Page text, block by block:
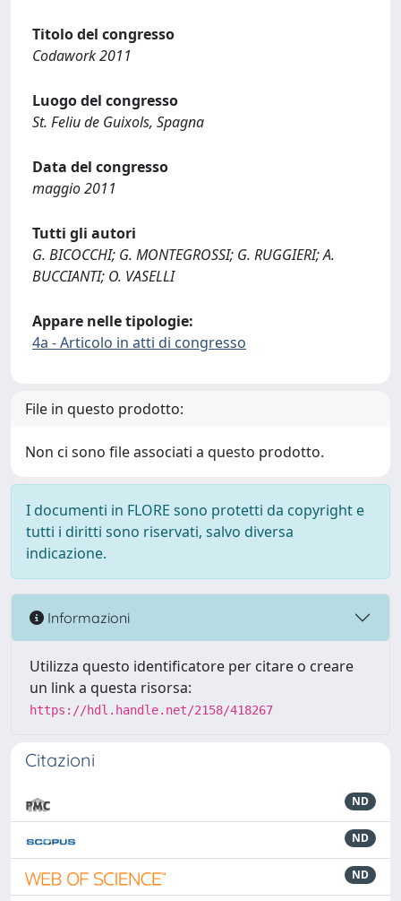
Titolo del congresso
Codawork 2011
Luogo del congresso
St. Feliu de Guixols, Spagna
Data del congresso
maggio 2011
Tutti gli autori
G. BICOCCHI; G. MONTEGROSSI; G. RUGGIERI; A.
BUCCIANTI; O. VASELLI
Appare nelle tipologie:
4a - Articolo in atti di congresso
File in questo prodotto:
Non ci sono file associati a questo prodotto.
I documenti in FLORE sono protetti da copyright e
tutti i diritti sono riservati, salvo diversa
indicazione.
Informazioni
Utilizza questo identificatore per citare o creare
un link a questa risorsa:
https://hdl.handle.net/2158/418267
Citazioni
ND
ND
ND